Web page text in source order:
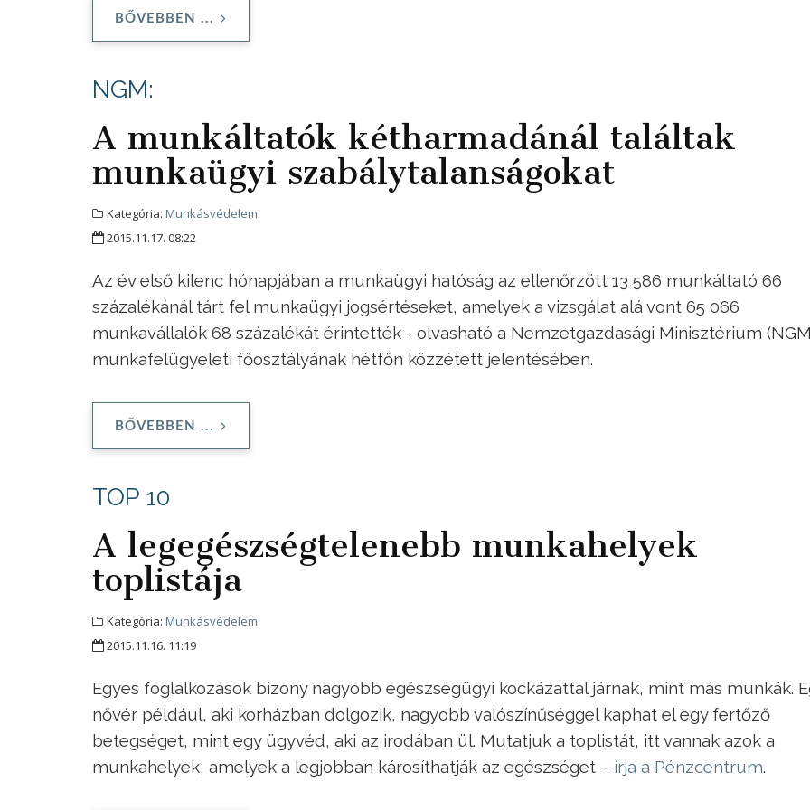
BŐVEBBEN ...
NGM:
A munkáltatók kétharmadánál találtak
munkaügyi szabálytalanságokat
Kategória: Munkásvédelem
2015.11.17. 08:22
Az év első kilenc hónapjában a munkaügyi hatóság az ellenőrzött 13 586 munkáltató 66
százalékánál tárt fel munkaügyi jogsértéseket, amelyek a vizsgálat alá vont 65 066
munkavállalók 68 százalékát érintették - olvasható a Nemzetgazdasági Minisztérium
munkafelügyeleti főosztályának hétfőn közzétett jelentésében.
BŐVEBBEN ...
TOP 10
A legegészségtelenebb munkahelyek
toplistája
Kategória: Munkásvédelem
2015.11.16. 11:19
Egyes foglalkozások bizony nagyobb egészségügyi kockázattal járnak, mint más munkák.
nővér például, aki korházban dolgozik, nagyobb valószínűséggel kaphat el egy fertőző
betegséget, mint egy ügyvéd, aki az irodában ül. Mutatjuk a toplistát, itt vannak azok a
munkahelyek, amelyek a legjobban károsíthatják az egészséget – írja a Pénzcentrum.